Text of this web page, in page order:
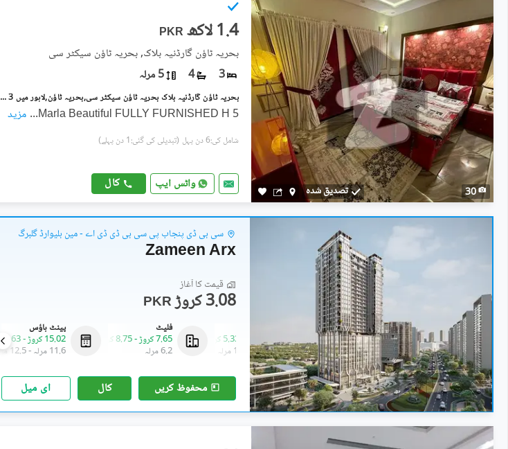
30 تصدیق شدہ
PKR 1.4 لاکھ
بحریہ ٹاؤن گارڈنیہ بلاک, بحریہ ٹاؤن سیکٹر سی
3
4 5 مرلہ
بحریہ ٹاؤن گارڈنیہ بلاک بحریہ ٹاؤن سیکٹر سی,بحریہ ٹاؤن,لاہور میں 3 کمروں کا 5 مرلہ مکان 1.4 لاکھ میں کرایہ پر دستیاب ہے۔
5 Marla Beautiful FULLY FURNISHED H
... مزید
شامل کی:6 دن پہل (تبدیلی کی گئی:1 دن پہلے)
واٹس ایپ کال
سی بی ڈی پنجاب پی سی بی ڈی ڈی اے - مین بلیوارڈ گلبرگ
Zameen Arx
قیمت کا آغاز
PKR 3.08 کروڑ
پینٹ ہاؤس
15.02 کروڑ
-20.63 کروڑ
11.6 مرلہ
-12.5 مرلہ
فلیٹ
7.65 کروڑ
-8.75 کروڑ
6.2 مرلہ
4.18 کروڑ
5.33 کروڑ
1.2 مرلہ
- 1.2 مرلہ
محفوظ کریں کال ای میل